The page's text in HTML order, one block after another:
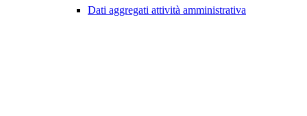
Dati aggregati attività amministrativa